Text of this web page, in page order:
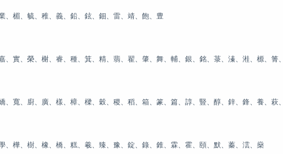
、楣、毓、稚、義、鉛、鉉、鈿、雷、靖、飽、豊
、實、榮、榭、睿、種、箕、精、翡、翟、肇、舞、輔、銀、銘、菉、溱、溎、榞、箐
、寬、廚、廣、樣、樟、樑、穀、稷、稻、箱、篆、篇、諄、豎、醇、鋅、鋒、養、萩
、樺、樹、橡、橋、糕、羲、臻、豫、錠、錄、錐、霖、霍、頤、默、蓁、澐、燊